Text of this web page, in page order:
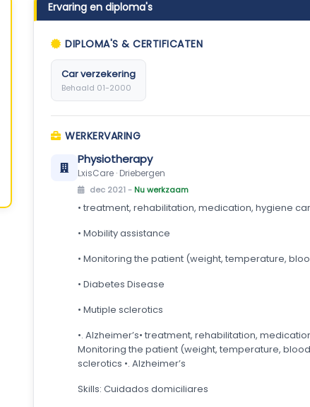
Ervaring en diploma's
DIPLOMA'S & CERTIFICATEN
Car verzekering
Behaald 01-2000
WERKERVARING
Physiotherapy
LxisCare · Driebergen
dec 2021 - Nu werkzaam
• treatment, rehabilitation, medication, hygiene
• Mobility assistance
• Monitoring the patient (weight, temperature,
• Diabetes Disease
• Mutiple sclerotics
•. Alzheimer’s• treatment, rehabilitation,
Monitoring the patient (weight, temperature,
sclerotics •. Alzheimer’s
Skills: Cuidados domiciliares